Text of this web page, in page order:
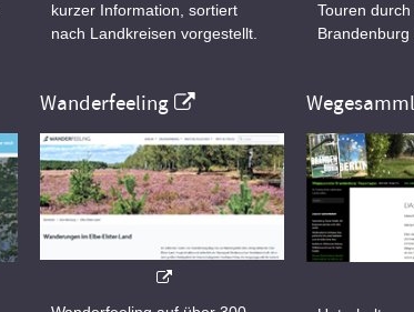
kurzer Information, sortiert
nach Landkreisen vorgestellt.
Touren
Brandenburg
Wanderfeeling